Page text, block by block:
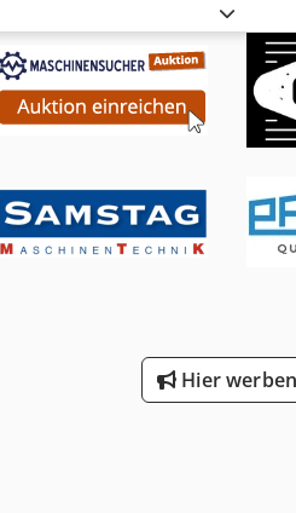
Hier werben